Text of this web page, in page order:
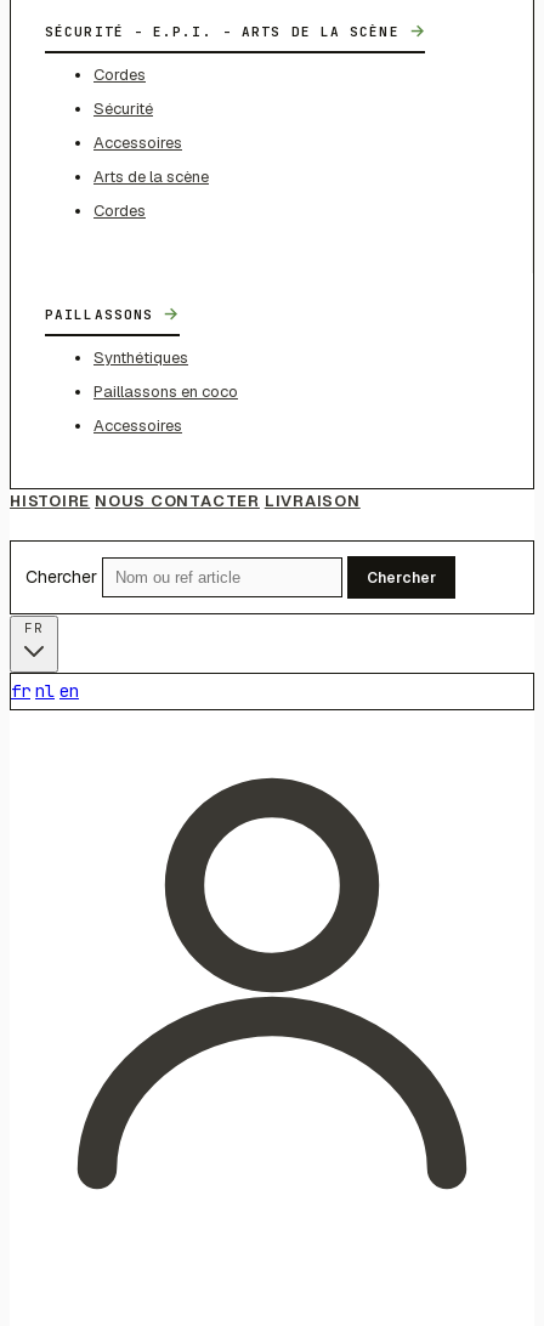
SÉCURITÉ - E.P.I. - ARTS DE LA SCÈNE →
Cordes
Sécurité
Accessoires
Arts de la scène
Cordes
PAILLASSONS →
Synthétiques
Paillassons en coco
Accessoires
HISTOIRE NOUS CONTACTER LIVRAISON
Chercher Chercher
fr nl en